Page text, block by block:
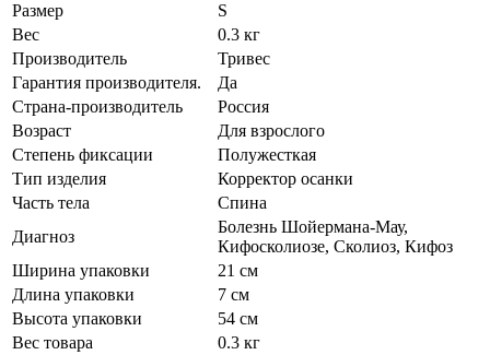
Размер
S
Вес
0.3 кг
Производитель
Тривес
Гарантия производителя.
Да
Страна-производитель
Россия
Возраст
Для взрослого
Степень фиксации
Полужесткая
Тип изделия
Корректор осанки
Часть тела
Спина
Диагноз
Болезнь Шойермана-Мау,
Кифосколиозе, Сколиоз, Кифоз
Ширина упаковки
21 см
Длина упаковки
7 см
Высота упаковки
54 см
Вес товара
0.3 кг